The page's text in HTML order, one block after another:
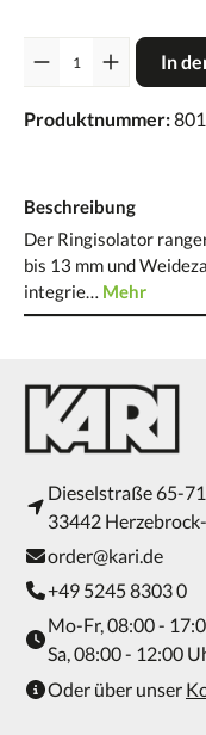
In
Produktnummer:
Beschreibung
Der Ringisolator
bis 13 mm und
integrie… Mehr
Dieselstraße 65-71
33442
order@kari.de
+49 5245 8303 0
Mo-Fr, 08:00 -
Sa, 08:00 - 12:00
Oder über unser